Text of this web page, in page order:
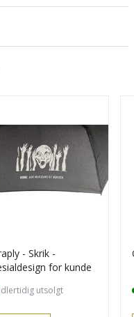
- Skrik -
for kunde
utsolgt